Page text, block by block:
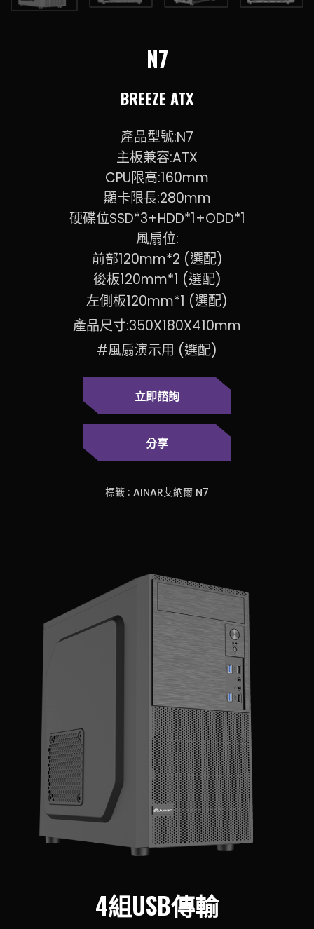
N7
BREEZE ATX
產品型號:N7
主板兼容:ATX
CPU限高:160mm
顯卡限長:280mm
硬碟位SSD*3+HDD*1+ODD*1
風扇位:
前部120mm*2 (選配)
後板120mm*1 (選配)
左側板120mm*1 (選配)
產品尺寸:350X180X410mm
#風扇演示用 (選配)
立即諮詢
分享
標籤 : AINAR艾納爾 N7
4組USB傳輸